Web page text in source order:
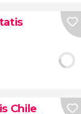
Chile